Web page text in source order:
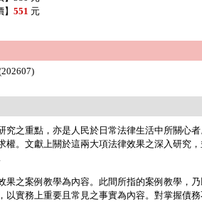
551 元
之重點，亦是人民於日常法律生活中所關心者
權。文獻上關於這兩大項法律效果之深入研究
之案例教學為內容。此間所指的案例教學，乃
以實務上重要且常見之事實為內容。對掌握債